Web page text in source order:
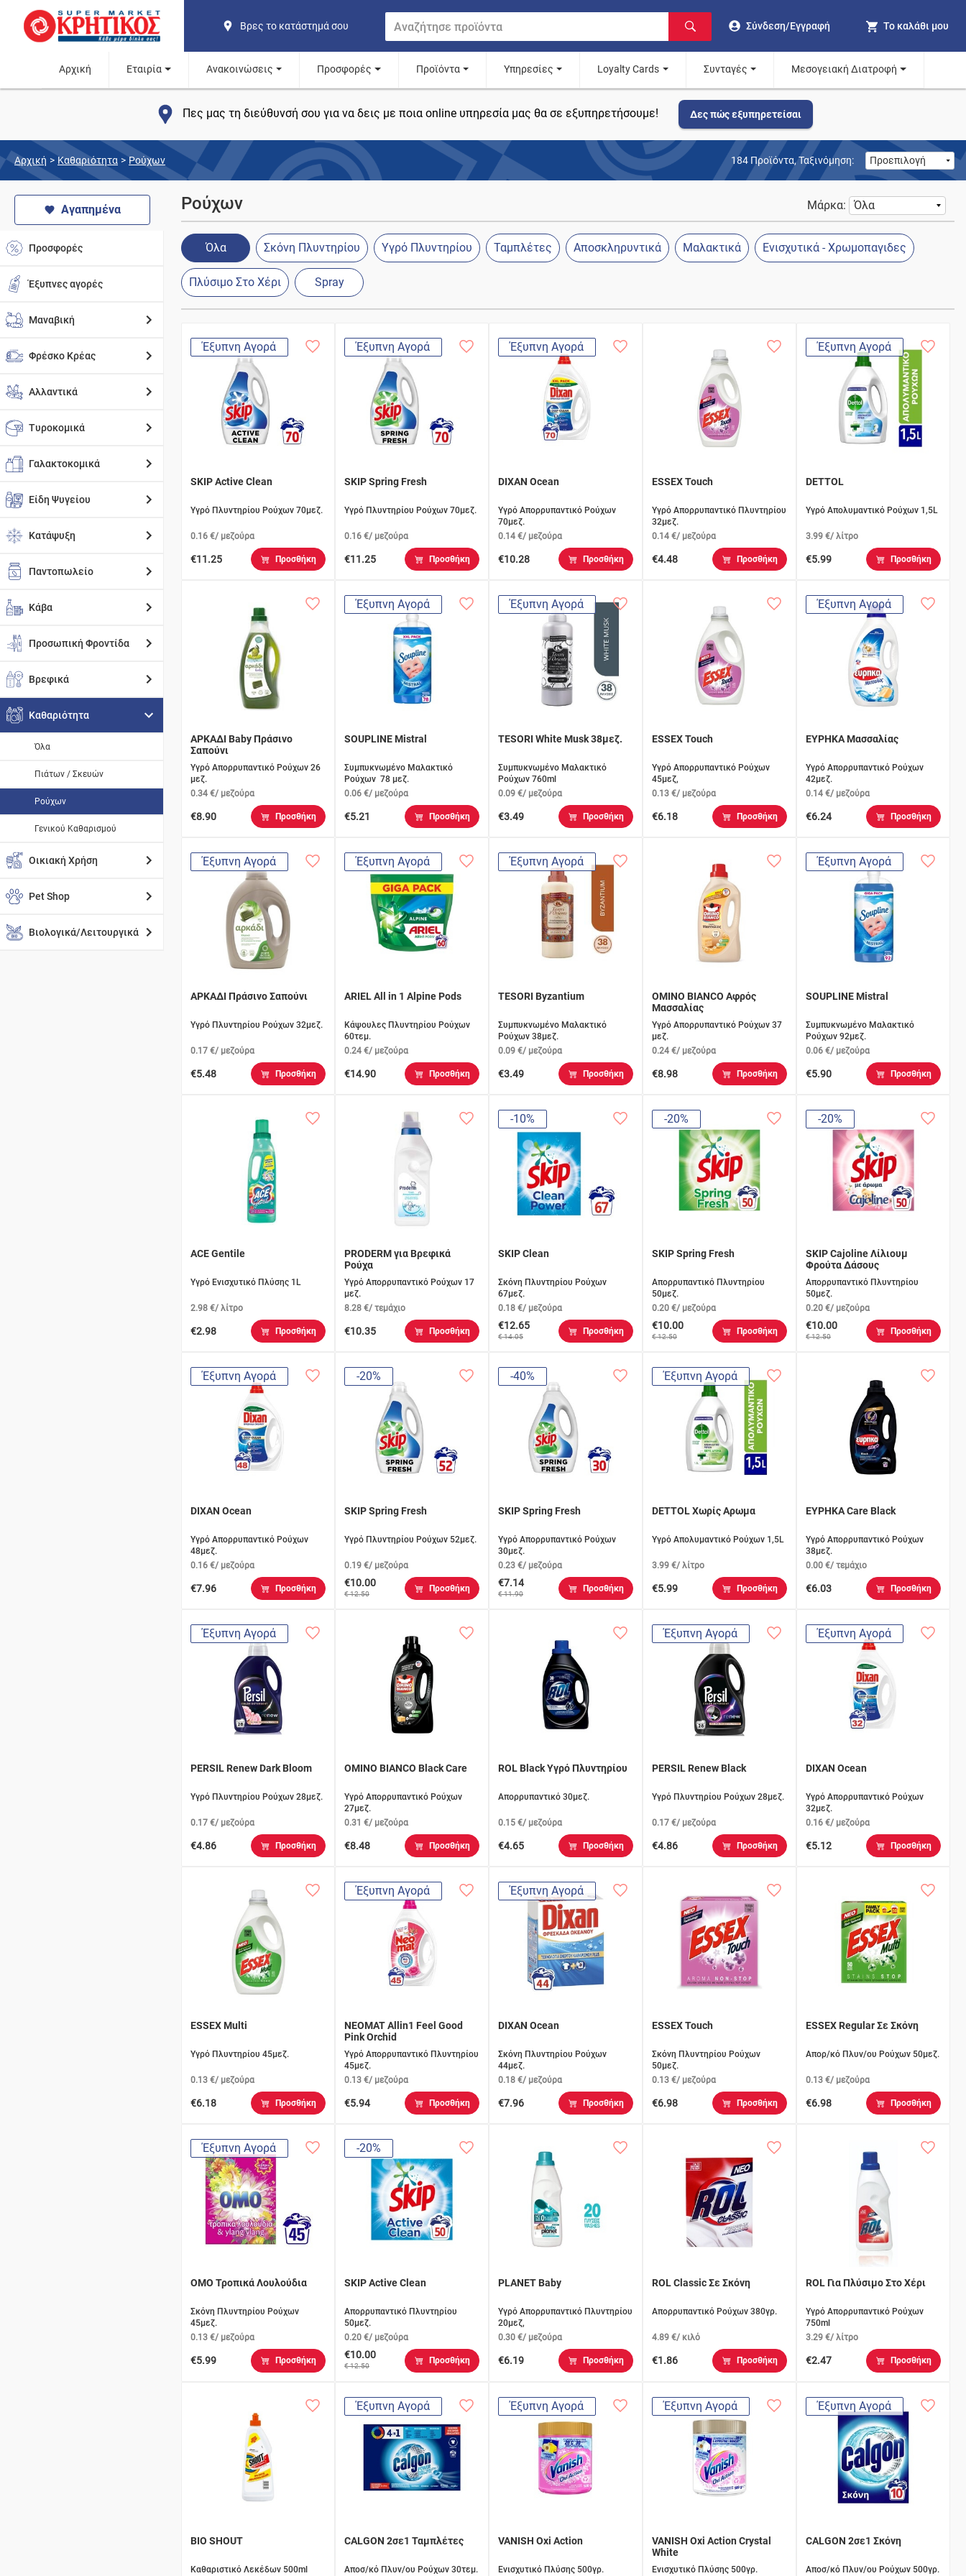
Βρες το κατάστημά σου Σύνδεση/Εγγραφή Το καλάθι μου
Αρχική Εταιρία Ανακοινώσεις Προσφορές Προϊόντα Υπηρεσίες Loyalty Cards Συνταγές Μεσογειακή Διατροφή
Πες μας τη διεύθυνσή σου για να δεις με ποια online υπηρεσία μας θα σε εξυπηρετήσουμε! Δες πώς εξυπηρετείσαι
Αρχική > Καθαριότητα > Ρούχων 184Προϊόντα,Ταξινόμηση:
Αγαπημένα
Προσφορές
Έξυπνες αγορές
Μαναβική
Φρέσκο Κρέας
Αλλαντικά
Τυροκομικά
Γαλακτοκομικά
Είδη Ψυγείου
Κατάψυξη
Παντοπωλείο
Κάβα
Προσωπική Φροντίδα
Βρεφικά
Καθαριότητα
Όλα
Πιάτων / Σκευών
Ρούχων
Γενικού Καθαρισμού
Οικιακή Χρήση
Pet Shop
Βιολογικά/Λειτουργικά
Ρούχων Μάρκα:
Όλα Σκόνη Πλυντηρίου Υγρό Πλυντηρίου Ταμπλέτες Αποσκληρυντικά Μαλακτικά Ενισχυτικά - Χρωμοπαγιδες
Πλύσιμο Στο Χέρι Spray
Έξυπνη Αγορά
SKIP Active Clean
Υγρό Πλυντηρίου Ρούχων 70μεζ.
0.16 €/ μεζούρα
€11.25 Προσθήκη
Έξυπνη Αγορά
SKIP Spring Fresh
Υγρό Πλυντηρίου Ρούχων 70μεζ.
0.16 €/ μεζούρα
€11.25 Προσθήκη
Έξυπνη Αγορά
DIXAN Ocean
Υγρό Απορρυπαντικό Ρούχων
70μεζ.
0.14 €/ μεζούρα
€10.28 Προσθήκη
ESSEX Touch
Υγρό Απορρυπαντικό Πλυντηρίου
32μεζ.
0.14 €/ μεζούρα
€4.48 Προσθήκη
Έξυπνη Αγορά
DETTOL
Υγρό Απολυμαντικό Ρούχων 1,5L
3.99 €/ λίτρο
€5.99 Προσθήκη
ΑΡΚΑΔΙ Baby Πράσινο
Σαπούνι
Υγρό Απορρυπαντικό Ρούχων 26
μεζ.
0.34 €/ μεζούρα
€8.90 Προσθήκη
Έξυπνη Αγορά
SOUPLINE Mistral
Συμπυκνωμένο Μαλακτικό
Ρούχων 78 μεζ.
0.06 €/ μεζούρα
€5.21 Προσθήκη
Έξυπνη Αγορά
TESORI White Musk 38μεζ.
Συμπυκνωμένο Μαλακτικό
Ρούχων 760ml
0.09 €/ μεζούρα
€3.49 Προσθήκη
ESSEX Touch
Υγρό Απορρυπαντικό Ρούχων
45μεζ,
0.13 €/ μεζούρα
€6.18 Προσθήκη
Έξυπνη Αγορά
ΕΥΡΗΚΑ Μασσαλίας
Υγρό Απορρυπαντικό Ρούχων
42μεζ.
0.14 €/ μεζούρα
€6.24 Προσθήκη
Έξυπνη Αγορά
ΑΡΚΑΔΙ Πράσινο Σαπούνι
Υγρό Πλυντηρίου Ρούχων 32μεζ.
0.17 €/ μεζούρα
€5.48 Προσθήκη
Έξυπνη Αγορά
ARIEL All in 1 Alpine Pods
Κάψουλες Πλυντηρίου Ρούχων
60τεμ.
0.24 €/ μεζούρα
€14.90 Προσθήκη
Έξυπνη Αγορά
TESORI Byzantium
Συμπυκνωμένο Μαλακτικό
Ρούχων 38μεζ.
0.09 €/ μεζούρα
€3.49 Προσθήκη
OMINO BIANCO Αφρός
Μασσαλίας
Υγρό Απορρυπαντικό Ρούχων 37
μεζ.
0.24 €/ μεζούρα
€8.98 Προσθήκη
Έξυπνη Αγορά
SOUPLINE Mistral
Συμπυκνωμένο Μαλακτικό
Ρούχων 92μεζ.
0.06 €/ μεζούρα
€5.90 Προσθήκη
ACE Gentile
Υγρό Ενισχυτικό Πλύσης 1L
2.98 €/ λίτρο
€2.98 Προσθήκη
PRODERM για Βρεφικά
Ρούχα
Υγρό Απορρυπαντικό Ρούχων 17
μεζ.
8.28 €/ τεμάχιο
€10.35 Προσθήκη
-10%
SKIP Clean
Σκόνη Πλυντηρίου Ρούχων
67μεζ.
0.18 €/ μεζούρα
€12.65
€ 14.05
Προσθήκη
-20%
SKIP Spring Fresh
Απορρυπαντικό Πλυντηρίου
50μεζ.
0.20 €/ μεζούρα
€10.00
€ 12.50
Προσθήκη
-20%
SKIP Cajoline Λίλιουμ
Φρούτα Δάσους
Απορρυπαντικό Πλυντηρίου
50μεζ.
0.20 €/ μεζούρα
€10.00
€ 12.50
Προσθήκη
Έξυπνη Αγορά
DIXAN Ocean
Υγρό Απορρυπαντικό Ρούχων
48μεζ.
0.16 €/ μεζούρα
€7.96 Προσθήκη
-20%
SKIP Spring Fresh
Υγρό Πλυντηρίου Ρούχων 52μεζ.
0.19 €/ μεζούρα
€10.00
€ 12.50
Προσθήκη
-40%
SKIP Spring Fresh
Υγρό Απορρυπαντικό Ρούχων
30μεζ.
0.23 €/ μεζούρα
€7.14
€ 11.90
Προσθήκη
Έξυπνη Αγορά
DETTOL Χωρίς Αρωμα
Υγρό Απολυμαντικό Ρούχων 1,5L
3.99 €/ λίτρο
€5.99 Προσθήκη
ΕΥΡΗΚΑ Care Black
Υγρό Απορρυπαντικό Ρούχων
38μεζ.
0.00 €/ τεμάχιο
€6.03 Προσθήκη
Έξυπνη Αγορά
PERSIL Renew Dark Bloom
Υγρό Πλυντηρίου Ρούχων 28μεζ.
0.17 €/ μεζούρα
€4.86 Προσθήκη
OMINO BIANCO Black Care
Υγρό Απορρυπαντικό Ρούχων
27μεζ.
0.31 €/ μεζούρα
€8.48 Προσθήκη
ROL Black Υγρό Πλυντηρίου
Απορρυπαντικό 30μεζ.
0.15 €/ μεζούρα
€4.65 Προσθήκη
Έξυπνη Αγορά
PERSIL Renew Black
Υγρό Πλυντηρίου Ρούχων 28μεζ.
0.17 €/ μεζούρα
€4.86 Προσθήκη
Έξυπνη Αγορά
DIXAN Ocean
Υγρό Απορρυπαντικό Ρούχων
32μεζ.
0.16 €/ μεζούρα
€5.12 Προσθήκη
ESSEX Multi
Υγρό Πλυντηρίου 45μεζ.
0.13 €/ μεζούρα
€6.18 Προσθήκη
Έξυπνη Αγορά
NEOMAT Allin1 Feel Good
Pink Orchid
Υγρό Απορρυπαντικό Πλυντηρίου
45μεζ.
0.13 €/ μεζούρα
€5.94 Προσθήκη
Έξυπνη Αγορά
DIXAN Ocean
Σκόνη Πλυντηρίου Ρούχων
44μεζ.
0.18 €/ μεζούρα
€7.96 Προσθήκη
ESSEX Touch
Σκόνη Πλυντηρίου Ρούχων
50μεζ.
0.13 €/ μεζούρα
€6.98 Προσθήκη
ESSEX Regular Σε Σκόνη
Απορ/κό Πλυν/ου Ρούχων 50μεζ.
0.13 €/ μεζούρα
€6.98 Προσθήκη
Έξυπνη Αγορά
OMO Τροπικά Λουλούδια
Σκόνη Πλυντηρίου Ρούχων
45μεζ.
0.13 €/ μεζούρα
€5.99 Προσθήκη
-20%
SKIP Active Clean
Απορρυπαντικό Πλυντηρίου
50μεζ.
0.20 €/ μεζούρα
€10.00
€ 12.50
Προσθήκη
PLANET Baby
Υγρό Απορρυπαντικό Πλυντηρίου
20μεζ,
0.30 €/ μεζούρα
€6.19 Προσθήκη
ROL Classic Σε Σκόνη
Απορρυπαντικό Ρούχων 380γρ.
4.89 €/ κιλό
€1.86 Προσθήκη
ROL Για Πλύσιμο Στο Χέρι
Υγρό Απορρυπαντικό Ρούχων
750ml
3.29 €/ λίτρο
€2.47 Προσθήκη
BIO SHOUT
Καθαριστικό Λεκέδων 500ml
Έξυπνη Αγορά
CALGON 2σε1 Ταμπλέτες
Αποσ/κό Πλυν/ου Ρούχων 30τεμ.
Έξυπνη Αγορά
VANISH Oxi Action
Ενισχυτικό Πλύσης 500γρ.
Έξυπνη Αγορά
VANISH Oxi Action Crystal
White
Ενισχυτικό Πλύσης 500γρ.
Έξυπνη Αγορά
CALGON 2σε1 Σκόνη
Αποσ/κό Πλυν/ου Ρούχων 500γρ.